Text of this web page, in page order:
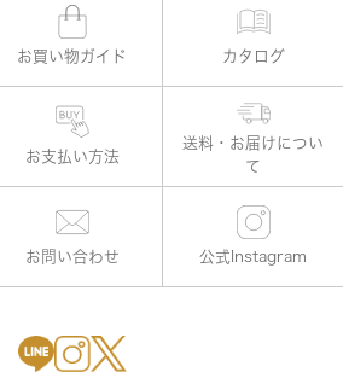
お買い物ガイド カタログ
お支払い方法
お問い合わせ 公式Instagram